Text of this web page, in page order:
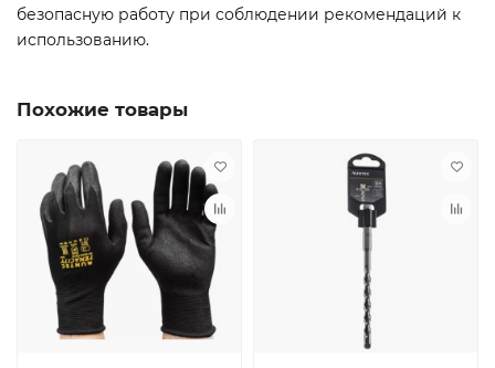
безопасную работу при соблюдении рекомендаций к
использованию.
Похожие товары